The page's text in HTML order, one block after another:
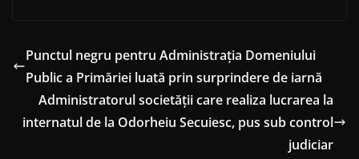
Punctul negru pentru Administrația Domeniului
Public a Primăriei luată prin surprindere de iarnă
Administratorul societăţii care realiza lucrarea la
internatul de la Odorheiu Secuiesc, pus sub control
judiciar